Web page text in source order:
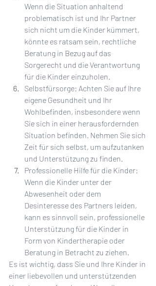
Wenn die Situation anhaltend
problematisch ist und Ihr Partner
sich nicht um die Kinder kümmert,
könnte es ratsam sein, rechtliche
Beratung in Bezug auf das
Sorgerecht und die Verantwortung
für die Kinder einzuholen.
Selbstfürsorge: Achten Sie auf Ihre
eigene Gesundheit und Ihr
Wohlbefinden, insbesondere wenn
Sie sich in einer herausfordernden
Situation befinden. Nehmen Sie sich
Zeit für sich selbst, um aufzutanken
und Unterstützung zu finden.
Professionelle Hilfe für die Kinder:
Wenn die Kinder unter der
Abwesenheit oder dem
Desinteresse des Partners leiden,
kann es sinnvoll sein, professionelle
Unterstützung für die Kinder in
Form von Kindertherapie oder
Beratung in Betracht zu ziehen.
Es ist wichtig, dass Sie und Ihre Kinder in
einer liebevollen und unterstützenden